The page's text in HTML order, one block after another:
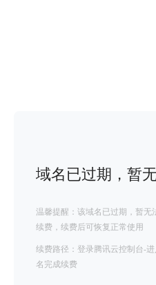
域名已过期，暂
温馨提醒：该域名已过期，暂无
续费，续费后可恢复正常使用
续费路径：登录腾讯云控制台-
名完成续费